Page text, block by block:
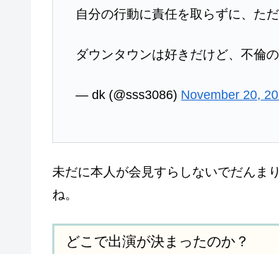
自分の行動に責任を取らずに、た
ダウンタウンは好きだけど、不倫
— dk (@sss3086) November 20,
未だに本人が会見すらしないでだんま
ね。
どこで出演が決まったのか？